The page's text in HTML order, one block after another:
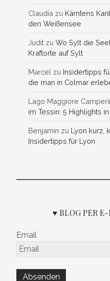
Claudia zu Kärntens
den Weißensee
Judit zuWo Sylt die
Kraftorte auf Sylt
Marcel zu Insidertipps
die man in Colmar
Lago Maggiore
im Tessin: 5 Highlights
Benjamin zu Lyon kurz,
Insidertipps für Lyon
♥ BLOG PER
Email